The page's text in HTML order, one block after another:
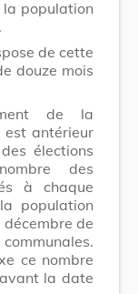
la population
de cette
douze mois
de la
est antérieur
élections
des
à chaque
population
de
ce nombre
la date